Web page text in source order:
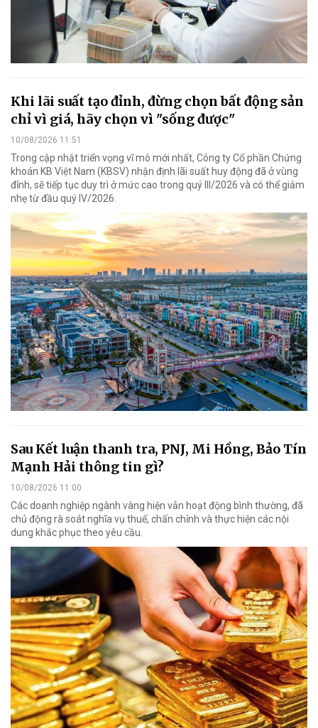
Khi lãi suất tạo đỉnh, đừng chọn bất động sản
chỉ vì giá, hãy chọn vì "sống được"
10/08/2026 11:51
Trong cập nhật triển vọng vĩ mô mới nhất, Công ty Cổ phần Chứng
khoán KB Việt Nam (KBSV) nhận định lãi suất huy động đã ở vùng
đỉnh, sẽ tiếp tục duy trì ở mức cao trong quý III/2026 và có thể giảm
nhẹ từ đầu quý IV/2026.
Sau Kết luận thanh tra, PNJ, Mi Hồng, Bảo Tín
Mạnh Hải thông tin gì?
10/08/2026 11:00
Các doanh nghiệp ngành vàng hiện vẫn hoạt động bình thường, đã
chủ động rà soát nghĩa vụ thuế, chấn chỉnh và thực hiện các nội
dung khắc phục theo yêu cầu.